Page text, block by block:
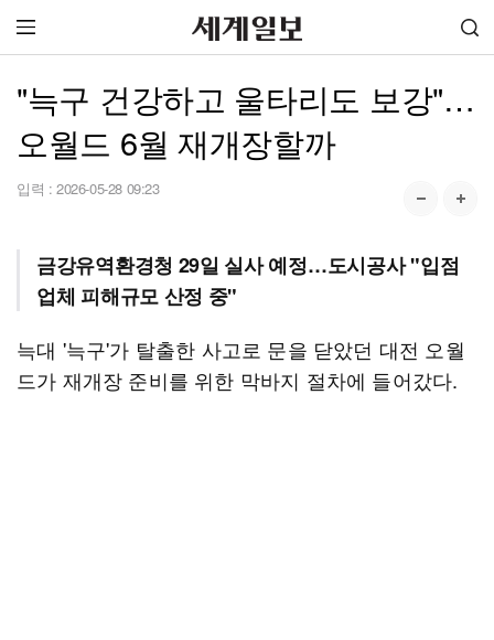
"늑구 건강하고 울타리도 보강"…
오월드 6월 재개장할까
입력 : 2026-05-28 09:23
금강유역환경청 29일 실사 예정…도시공사 "입점
업체 피해규모 산정 중"
늑대 '늑구'가 탈출한 사고로 문을 닫았던 대전 오월
드가 재개장 준비를 위한 막바지 절차에 들어갔다.